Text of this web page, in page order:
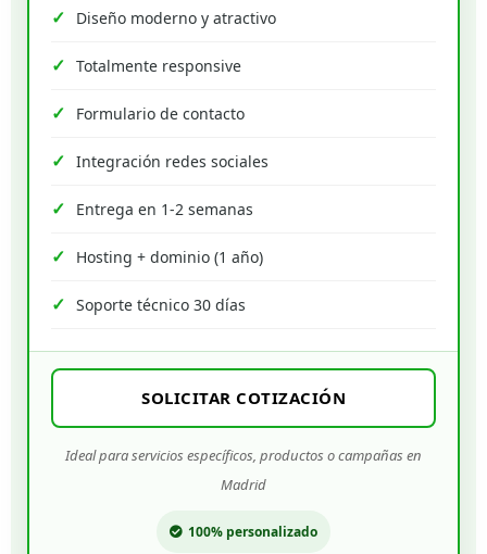
Diseño moderno y atractivo
Totalmente responsive
Formulario de contacto
Integración redes sociales
Entrega en 1-2 semanas
Hosting + dominio (1 año)
Soporte técnico 30 días
SOLICITAR COTIZACIÓN
Ideal para servicios específicos, productos o campañas en
Madrid
100% personalizado